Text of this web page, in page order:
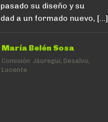
su diseño y su
a un formado nuevo, […]
María Belén Sosa
Comisión: Jáuregui, Desalvo,
Lucente